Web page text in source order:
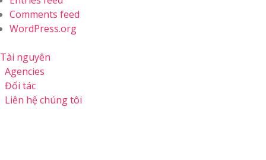
Comments feed
WordPress.org
Tài nguyên
Agencies
Đối tác
Liên hệ chúng tôi